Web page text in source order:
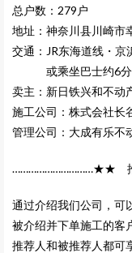
总户数：279户
地址：神奈川县川崎市
交通：JR东海道线・京
或乘坐巴士约6分钟
卖主：新日铁兴和不
施工公司：株式会社长
管理公司：大成有乐不
…………………………★★
通过介绍我们公司，可
被介绍并下单施工的客
推荐人和被推荐人都可